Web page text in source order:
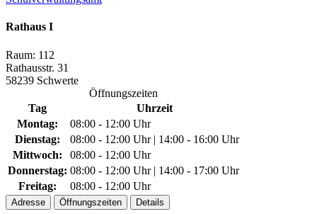
Rathaus I
Raum: 112
Rathausstr. 31
58239 Schwerte
Öffnungszeiten
Tag
Uhrzeit
Montag:
08:00 - 12:00 Uhr
Dienstag:
08:00 - 12:00 Uhr | 14:00 - 16:00 Uhr
Mittwoch:
08:00 - 12:00 Uhr
Donnerstag: 08:00 - 12:00 Uhr | 14:00 - 17:00 Uhr
Freitag:
08:00 - 12:00 Uhr
Adresse Öffnungszeiten Details